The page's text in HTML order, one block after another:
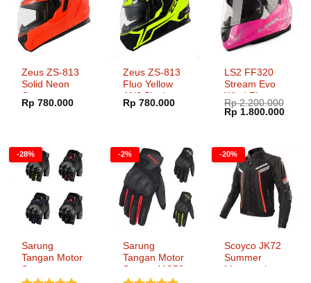
Zeus ZS-813
Solid Neon
Orange
Rp 780.000
Zeus ZS-813
Fluo Yellow
AN6 Black
Rp 780.000
LS2 FF320
Stream Evo
Wind Fluo
Pink
Rp2.200.000
Harga
aslinya
Rp 1.800.000Harga
-28%
Sarung
Tangan Motor
Scoyco
-2%
Sarung
Tangan Motor
Scoyco MC58-
-20%
Scoyco JK72
Summer
Motorcycle